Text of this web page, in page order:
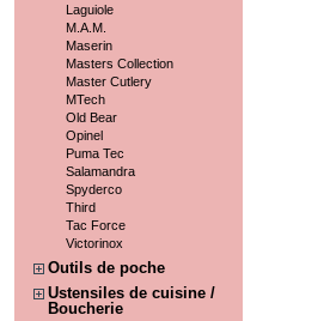
Laguiole
M.A.M.
Maserin
Masters Collection
Master Cutlery
MTech
Old Bear
Opinel
Puma Tec
Salamandra
Spyderco
Third
Tac Force
Victorinox
Outils de poche
Ustensiles de cuisine /
Boucherie